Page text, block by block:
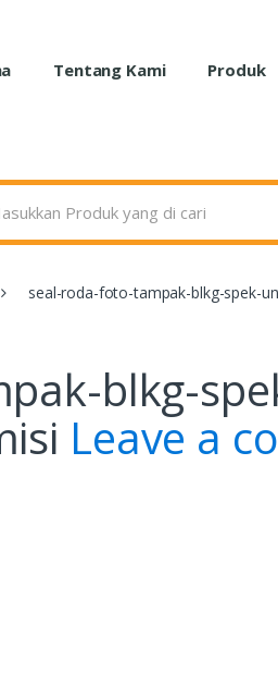
Tentang Kami Produk
seal-roda-foto-tampak-blkg-spek-
blkg-
Leave a